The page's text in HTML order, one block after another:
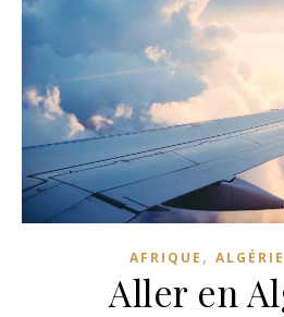
AFRIQUE , ALGÉRIE
Aller en